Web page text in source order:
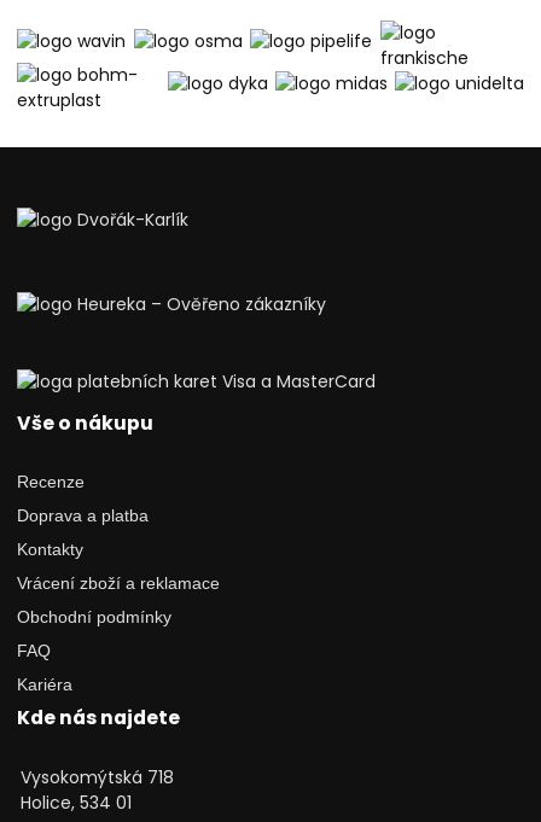
Vše o nákupu
Recenze
Doprava a platba
Kontakty
Vrácení zboží a reklamace
Obchodní podmínky
FAQ
Kariéra
Kde nás najdete
Vysokomýtská 718
Holice, 534 01